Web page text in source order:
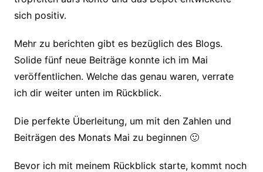
sich positiv.
Mehr zu berichten gibt es bezüglich des Blogs.
Solide fünf neue Beiträge konnte ich im Mai
veröffentlichen. Welche das genau waren, verrate
ich dir weiter unten im Rückblick.
Die perfekte Überleitung, um mit den Zahlen und
Beiträgen des Monats Mai zu beginnen 🙂
Bevor ich mit meinem Rückblick starte, kommt noch